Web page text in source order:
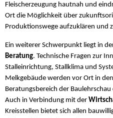
Fleischerzeugung hautnah und
Ort die Möglichkeit über
Produktionswege aufzuklären und
Ein weiterer Schwerpunkt liegt in
Beratung. Technische Fragen zur
Stalleinrichtung, Stallklima und
Melkgebäude werden vor Ort in
Beratungsbereich der
Auch in Verbindung mit der
Kreisstellen bietet sich allen